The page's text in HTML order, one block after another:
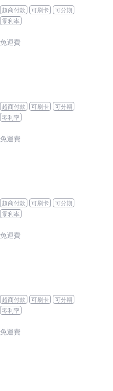
超商付款 可刷卡
可分期
零利率
免運費
超商付款 可刷卡
可分期
零利率
免運費
超商付款 可刷卡
可分期
零利率
免運費
超商付款 可刷卡
可分期
零利率
免運費